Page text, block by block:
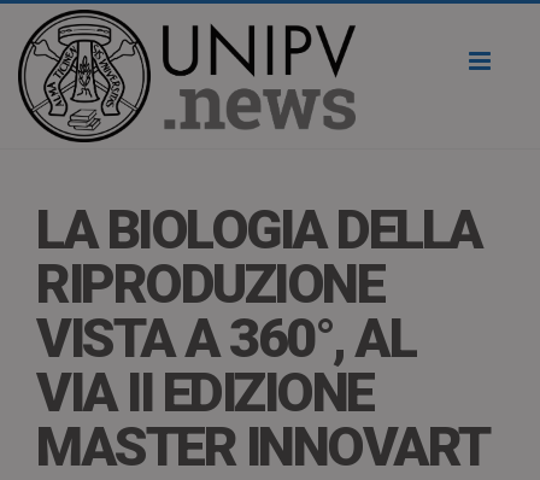
LA BIOLOGIA DELLA
RIPRODUZIONE
VISTA A 360°, AL
VIA II EDIZIONE
MASTER INNOVART